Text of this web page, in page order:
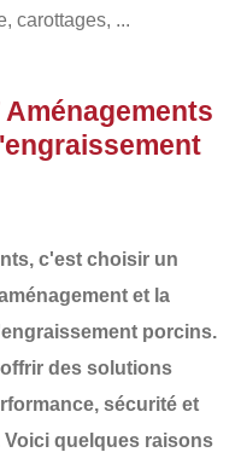
carottages, ...
, c'est choisir un
et la
porcins.
des solutions
sécurité et
quelques raisons